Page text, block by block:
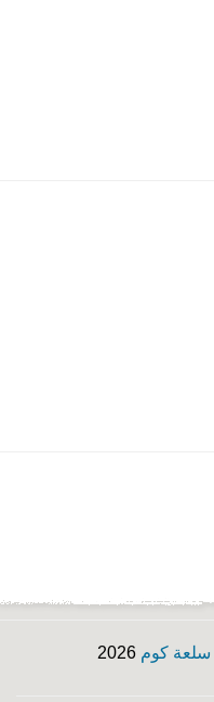
سلعة كوم